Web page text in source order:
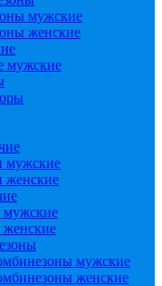
мужские
женские
мужские
мужские
женские
мужские
женские